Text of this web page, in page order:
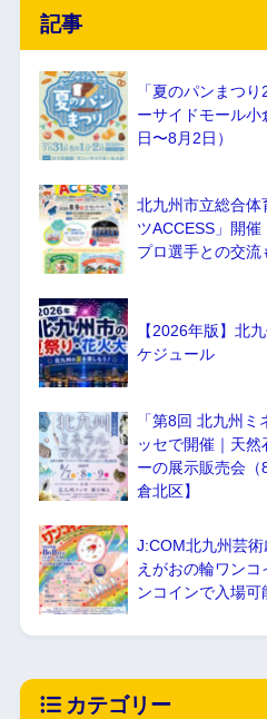
記事
「夏のパンまつ
ーサイドモール
日〜8月2日）
北九州市立総合体
ツACCESS」開催
プロ選手との交流
【2026年版】北
ケジュール
「第8回 北九州
ッセで開催｜天然
ーの展示販売会
倉北区】
J:COM北九州芸術
えがおの輪ワン
ンコインで入場可
カテゴリー